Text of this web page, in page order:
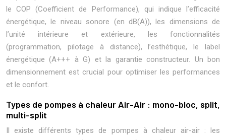
le COP (Coefficient de Performance), qui indique l’efficacité
énergétique, le niveau sonore (en dB(A)), les dimensions de
l’unité intérieure et extérieure, les fonctionnalités
(programmation, pilotage à distance), l’esthétique, le label
énergétique (A+++ à G) et la garantie constructeur. Un bon
dimensionnement est crucial pour optimiser les performances
et le confort.
Types de pompes à chaleur Air-Air : mono-bloc, split,
multi-split
Il existe différents types de pompes à chaleur air-air : les